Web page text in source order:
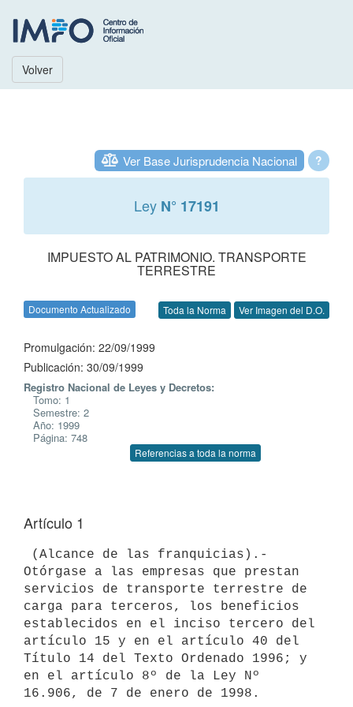
Volver
?
Ver Base Jurisprudencia Nacional
Ley N° 17191
IMPUESTO AL PATRIMONIO. TRANSPORTE
TERRESTRE
Documento Actualizado Toda la Norma Ver Imagen del D.O.
Promulgación: 22/09/1999
Publicación: 30/09/1999
Registro Nacional de Leyes y Decretos:
Tomo: 1
Semestre: 2
Año: 1999
Página: 748
Referencias a toda la norma
Artículo 1
Otórgase a las empresas que prestan
servicios de transporte terrestre de
carga para terceros, los beneficios
establecidos en el inciso tercero del
artículo 15 y en el artículo 40 del
Título 14 del Texto Ordenado 1996; y
en el artículo 8º de la Ley Nº
16.906, de 7 de enero de 1998.